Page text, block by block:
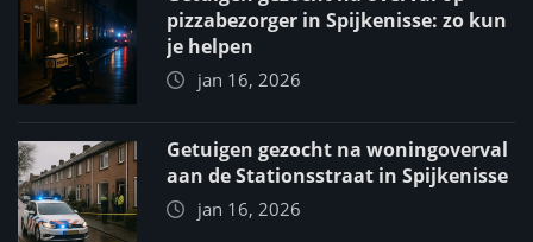
pizzabezorger in Spijkenisse: zo kun
je helpen
jan 16, 2026
Getuigen gezocht na woningoverval
aan de Stationsstraat in Spijkenisse
jan 16, 2026